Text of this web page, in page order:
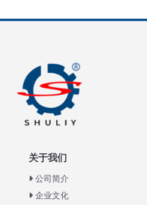
关于我们
公司简介
企业文化